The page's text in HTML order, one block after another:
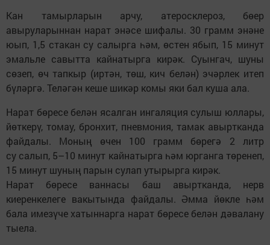
Кан тамырларын арчу, атеросклероз, бөер
авыруларыннан нарат энәсе шифалы. 30 грамм энәне
юып, 1,5 стакан су салырга һәм, өстен ябып, 15 минут
эмальле савытта кайнатырга кирәк. Суынгач, шуны
сөзеп, өч тапкыр (иртән, төш, кич белән) эчәрлек итеп
бүләргә. Теләгән кеше шикәр комы яки бал куша ала.
Нарат бөресе белән ясалган ингаляция сулыш юллары,
йөткерү, томау, бронхит, пневмония, тамак авыртканда
файдалы. Моның өчен 100 грамм бөрегә 2 литр
су салып, 5–10 минут кайнатырга һәм юрганга төренеп,
15 минут шуның парын сулап утырырга кирәк.
Нарат бөресе ваннасы баш авыртканда, нерв
киеренкелеге вакытында файдалы. Әмма йөкле һәм
бала имезүче хатыннарга нарат бөресе белән дәвалану
тыела.